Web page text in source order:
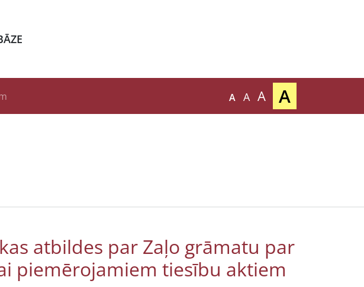
A A A A
atbildes par Zaļo grāmatu par
piemērojamiem tiesību aktiem